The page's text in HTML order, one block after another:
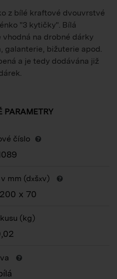
z bílé kraftové dvouvrstvé
"3 kytičky". Bílá
na drobné dárky
bižuterie apod.
a je tedy dodávána již
PARAMETRY
číslo
mm (dxšxv)
x 70
(kg)